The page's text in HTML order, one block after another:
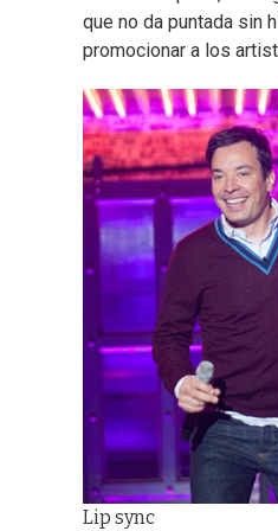
que no da puntada sin
promocionar a los
Lip sync